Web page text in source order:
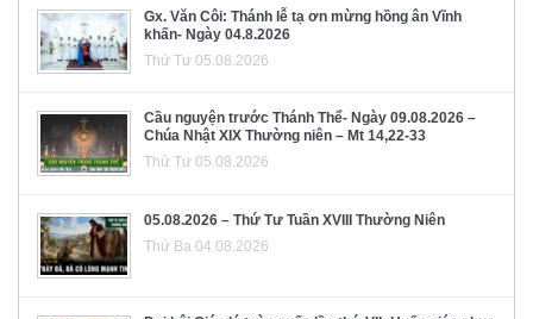
Gx. Văn Côi: Thánh lễ tạ ơn mừng hồng ân Vĩnh
khấn- Ngày 04.8.2026
Thứ Tư 05.08.2026
Cầu nguyện trước Thánh Thể- Ngày 09.08.2026 –
Chúa Nhật XIX Thường niên – Mt 14,22-33
Thứ Tư 05.08.2026
05.08.2026 – Thứ Tư Tuần XVIII Thường Niên
Thứ Ba 04.08.2026